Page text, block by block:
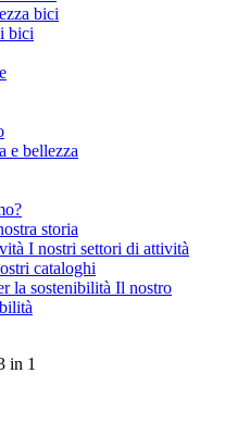
bici
bici
e bellezza
storia
I nostri settori di attività
cataloghi
Il nostro
in 1